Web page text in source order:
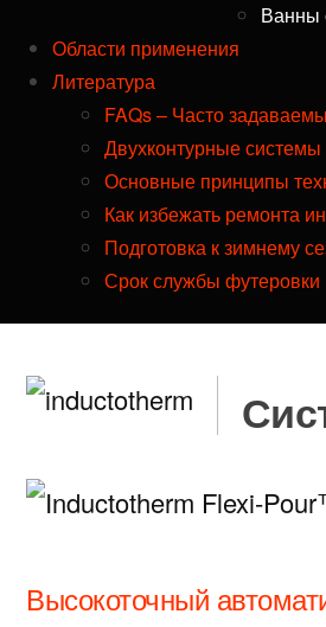
Ванны
Области применения
Литература
FAQs – Часто
Двухконтурные
Основные принципы
Как избежать ремонта
Подготовка к зимнему
Срок службы футеровки
Высокоточный